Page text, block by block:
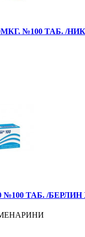
№100 ТАБ. /
№100 ТАБ. /